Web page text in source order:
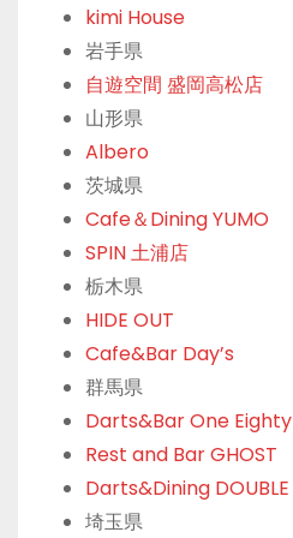
kimi House
岩手県
自遊空間 盛岡高松店
山形県
Albero
茨城県
Cafe＆Dining YUMO
SPIN 土浦店
栃木県
HIDE OUT
Cafe&Bar Day’s
群馬県
Darts&Bar One Eighty
Rest and Bar GHOST
Darts&Dining DOUBLE
埼玉県